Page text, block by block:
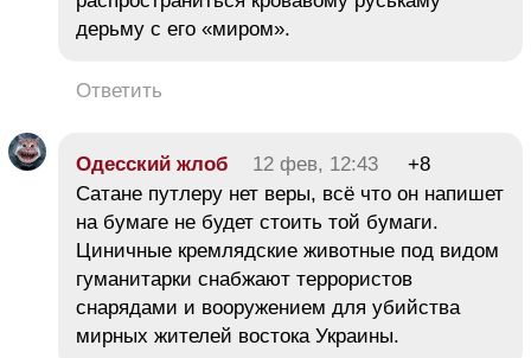
дерьму с его «миром».
Ответить
Одесский жлоб 12 фев, 12:43
+8
Сатане путлеру нет веры, всё что он напишет
на бумаге не будет стоить той бумаги.
Циничные кремлядские животные под видом
гуманитарки снабжают террористов
снарядами и вооружением для убийства
мирных жителей востока Украины.